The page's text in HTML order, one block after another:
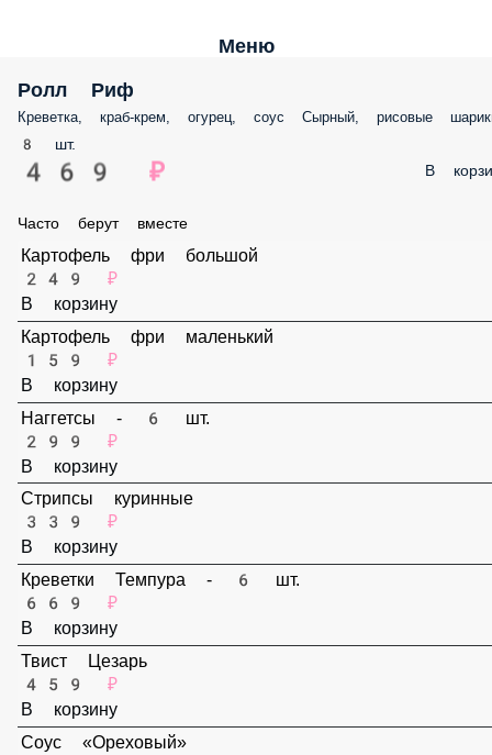
Меню
Ролл Риф
Креветка, краб-крем, огурец, соус Сырный, рисовые шарики
8 шт.
469 ₽ В
Часто берут вместе
Картофель фри большой
249 ₽
В корзину
Картофель фри маленький
159 ₽
В корзину
Наггетсы - 6 шт.
299 ₽
В корзину
Стрипсы куринные
339 ₽
В корзину
Креветки Темпура - 6 шт.
669 ₽
В корзину